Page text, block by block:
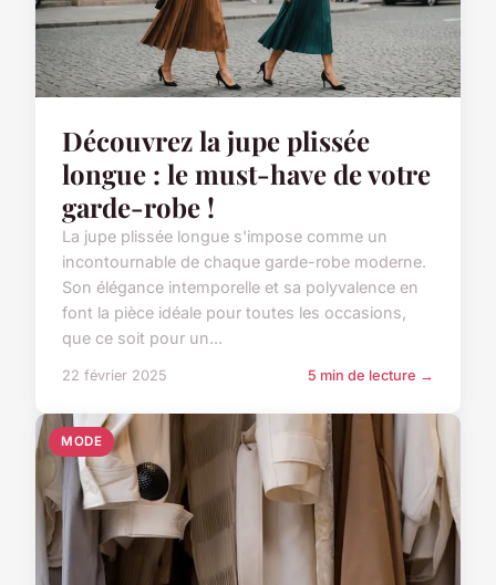
Découvrez la jupe plissée
longue : le must-have de votre
garde-robe !
La jupe plissée longue s'impose comme un
incontournable de chaque garde-robe moderne.
Son élégance intemporelle et sa polyvalence en
font la pièce idéale pour toutes les occasions,
que ce soit pour un...
22 février 2025 5 min de lecture →
MODE